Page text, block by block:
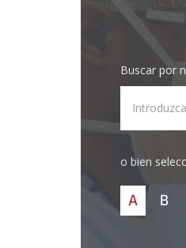
Buscar por
Título
o bien
A B